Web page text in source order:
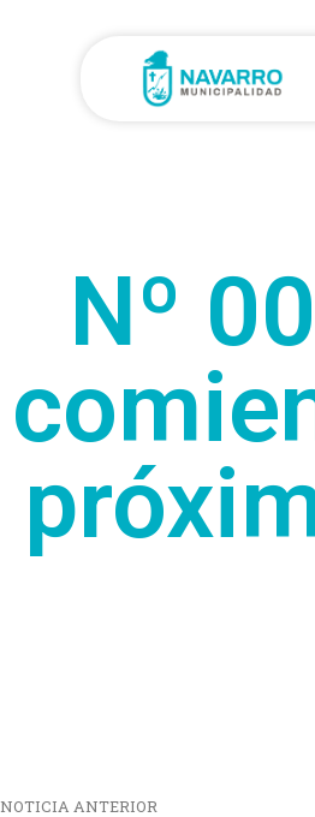
Nº
NOTICIA ANTERIOR